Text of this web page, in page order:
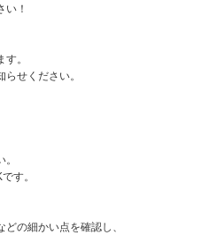
い！
。
せください。
す。
の細かい点を確認し、